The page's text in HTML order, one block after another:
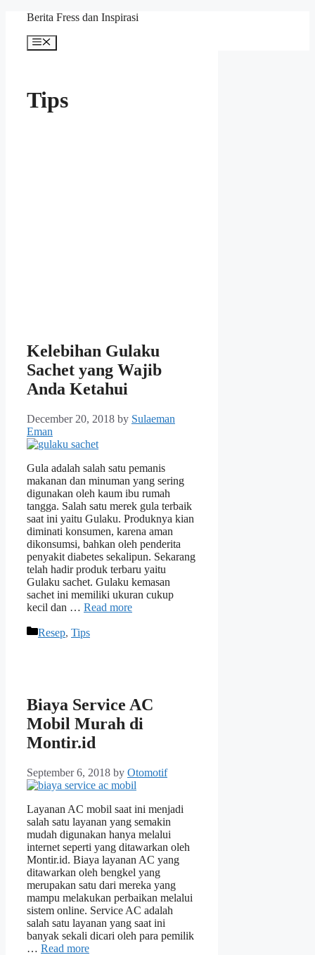
content
Berita Fress dan Inspirasi
Menu
Tips
Kelebihan Gulaku
Sachet yang Wajib
Anda Ketahui
December 20, 2018 by Sulaeman
Eman
Gula adalah salah satu pemanis
makanan dan minuman yang sering
digunakan oleh kaum ibu rumah
tangga. Salah satu merek gula terbaik
saat ini yaitu Gulaku. Produknya kian
diminati konsumen, karena aman
dikonsumsi, bahkan oleh penderita
penyakit diabetes sekalipun. Sekarang
telah hadir produk terbaru yaitu
Gulaku sachet. Gulaku kemasan
sachet ini memiliki ukuran cukup
kecil dan … Read more
Categories
Resep, Tips
Biaya Service AC
Mobil Murah di
Montir.id
September 6, 2018 by Otomotif
Layanan AC mobil saat ini menjadi
salah satu layanan yang semakin
mudah digunakan hanya melalui
internet seperti yang ditawarkan oleh
Montir.id. Biaya layanan AC yang
ditawarkan oleh bengkel yang
merupakan satu dari mereka yang
mampu melakukan perbaikan melalui
sistem online. Service AC adalah
salah satu layanan yang saat ini
banyak sekali dicari oleh para pemilik
… Read more